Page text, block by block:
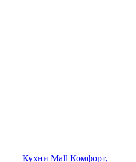
Кухни Mall Комфорт,